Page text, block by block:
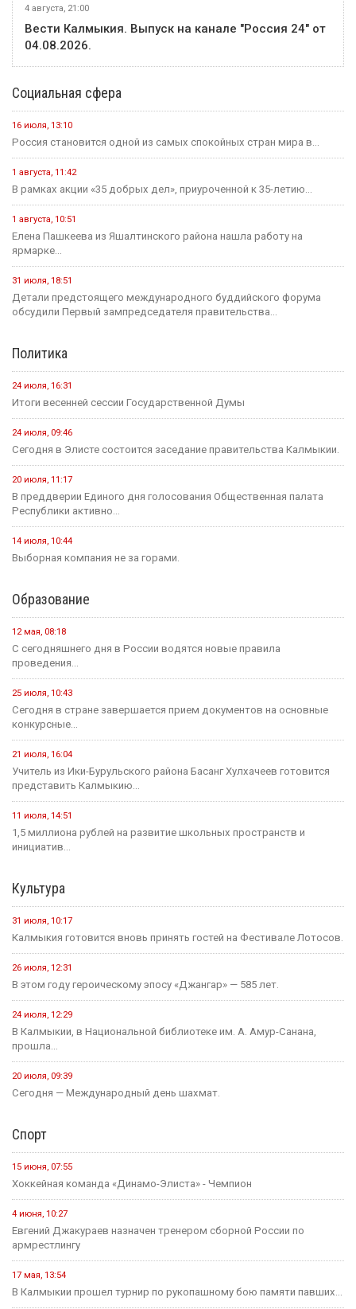
4 августа, 21:00
Вести Калмыкия. Выпуск на канале "Россия 24" от
04.08.2026.
Социальная сфера
16 июля, 13:10
Россия становится одной из самых спокойных стран мира в...
1 августа, 11:42
В рамках акции «35 добрых дел», приуроченной к 35-летию...
1 августа, 10:51
Елена Пашкеева из Яшалтинского района нашла работу на
ярмарке...
31 июля, 18:51
Детали предстоящего международного буддийского форума
обсудили Первый зампредседателя правительства...
Политика
24 июля, 16:31
Итоги весенней сессии Государственной Думы
24 июля, 09:46
Сегодня в Элисте состоится заседание правительства Калмыкии.
20 июля, 11:17
В преддверии Единого дня голосования Общественная палата
Республики активно...
14 июля, 10:44
Выборная компания не за горами.
Образование
12 мая, 08:18
С сегодняшнего дня в России водятся новые правила
проведения...
25 июля, 10:43
Сегодня в стране завершается прием документов на основные
конкурсные...
21 июля, 16:04
Учитель из Ики-Бурульского района Басанг Хулхачеев готовится
представить Калмыкию...
11 июля, 14:51
1,5 миллиона рублей на развитие школьных пространств и
инициатив...
Культура
31 июля, 10:17
Калмыкия готовится вновь принять гостей на Фестивале Лотосов.
26 июля, 12:31
В этом году героическому эпосу «Джангар» — 585 лет.
24 июля, 12:29
В Калмыкии, в Национальной библиотеке им. А. Амур-Санана,
прошла...
20 июля, 09:39
Сегодня — Международный день шахмат.
Спорт
15 июня, 07:55
Хоккейная команда «Динамо-Элиста» - Чемпион
4 июня, 10:27
Евгений Джакураев назначен тренером сборной России по
армрестлингу
17 мая, 13:54
В Калмыкии прошел турнир по рукопашному бою памяти павших...